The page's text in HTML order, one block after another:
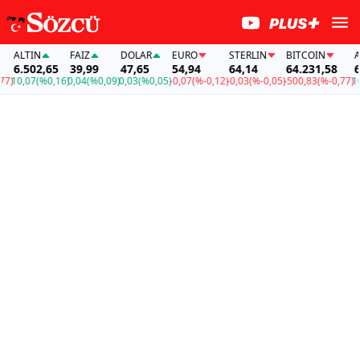
(%0,16)
FAİZ
39,99
0,04(%0,09)
DOLAR
47,65
0,03(%0,05)
EURO
54,94
-0,07(%-0,12)
STERLIN
64,14
-0,03(%-0,05)
BITCOIN
64.231,58
-500,83(%-0,77)